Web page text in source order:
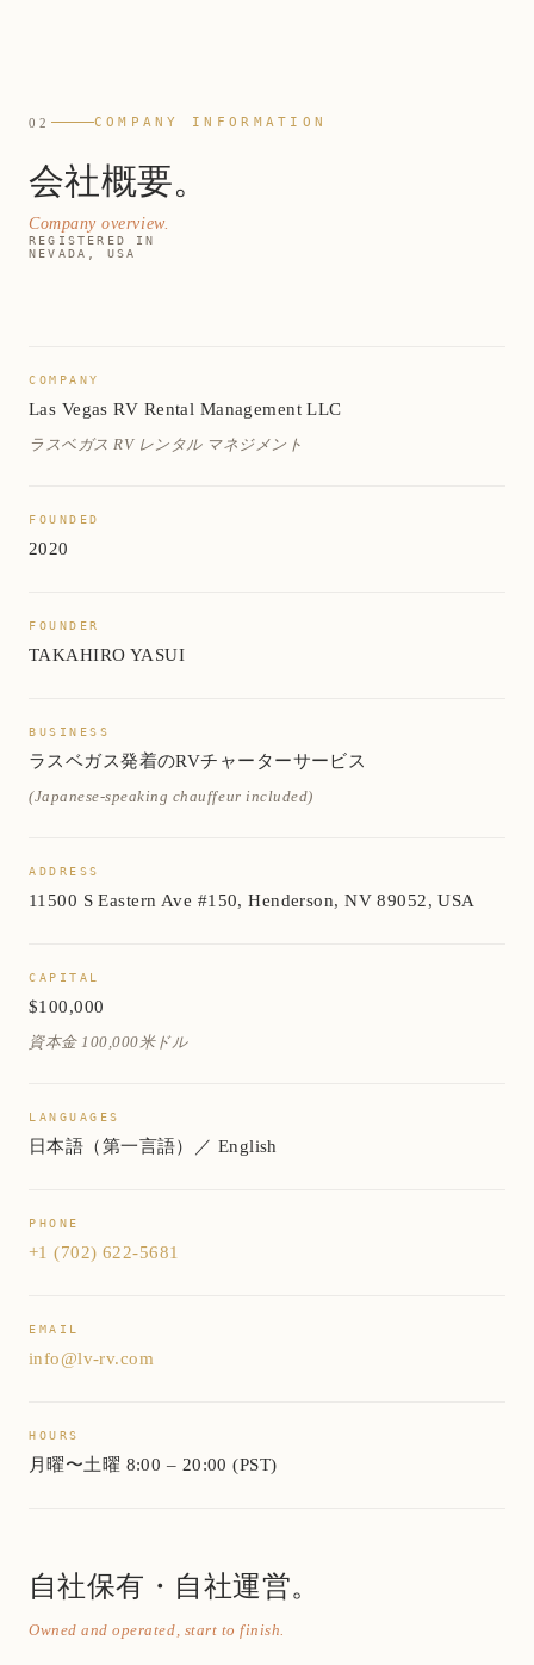
02 COMPANY INFORMATION
会社概要。
Company overview.
REGISTERED IN
NEVADA, USA
COMPANY
Las Vegas RV Rental Management LLC
ラスベガス RV レンタル マネジメント
FOUNDED
2020
FOUNDER
TAKAHIRO YASUI
BUSINESS
ラスベガス発着のRVチャーターサービス
(Japanese-speaking chauffeur included)
ADDRESS
11500 S Eastern Ave #150, Henderson, NV 89052, USA
CAPITAL
$100,000
資本金 100,000米ドル
LANGUAGES
日本語（第一言語）／ English
PHONE
+1 (702) 622-5681
EMAIL
info@lv-rv.com
HOURS
月曜〜土曜 8:00 – 20:00 (PST)
自社保有・自社運営。
Owned and operated, start to finish.